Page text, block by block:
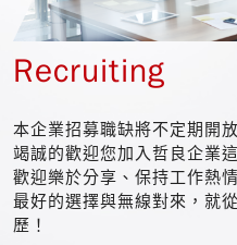
Recruiting
本企業招募職缺將不定期開放
竭誠的歡迎您加入哲良企業
歡迎樂於分享、保持工作熱
最好的選擇與無線對來，就
歷！